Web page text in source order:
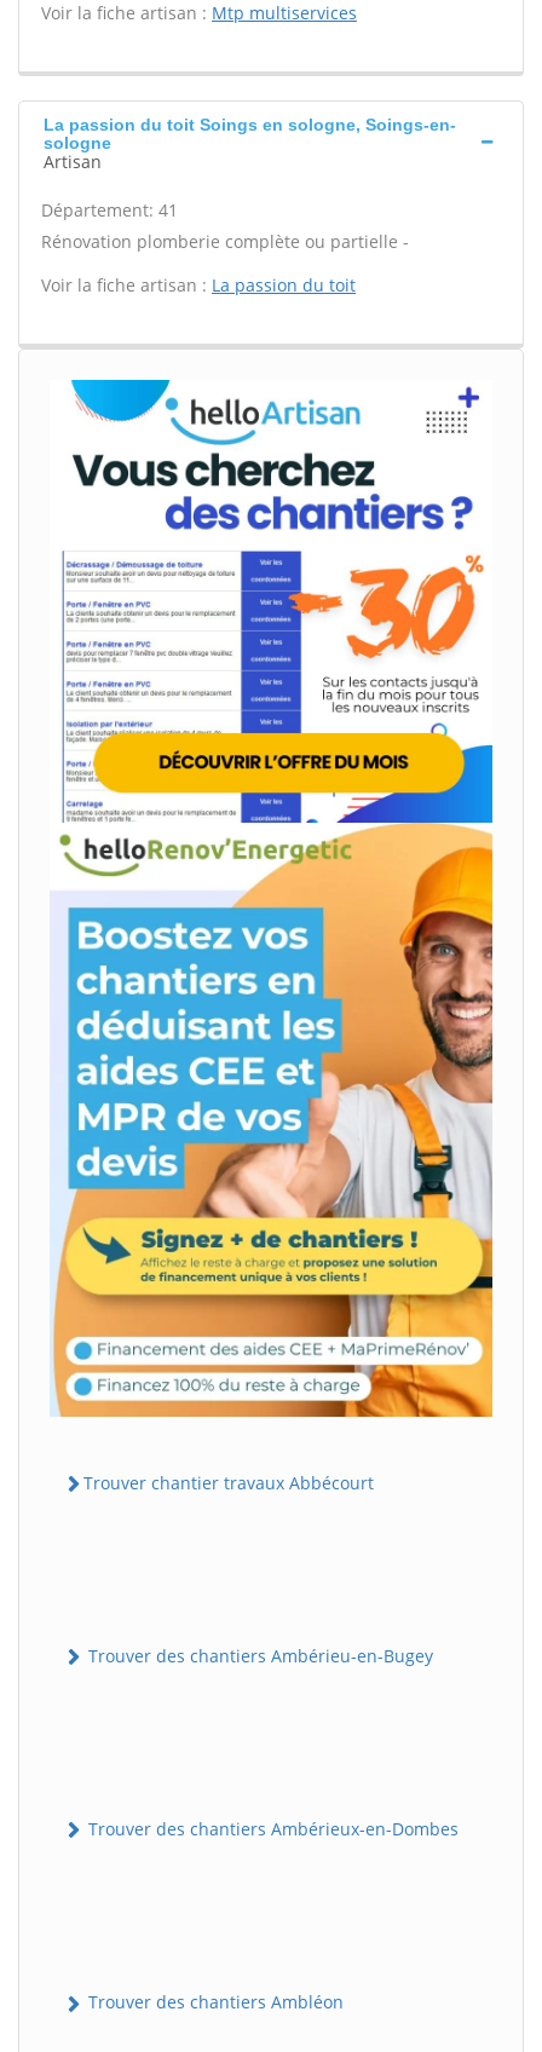
Voir la fiche artisan : Mtp multiservices
La passion du toit Soings en sologne, Soings-en-
sologne
Artisan
Département: 41
Rénovation plomberie complète ou partielle -
Voir la fiche artisan : La passion du toit
Trouver chantier travaux Abbécourt
Trouver des chantiers Ambérieu-en-Bugey
Trouver des chantiers Ambérieux-en-Dombes
Trouver des chantiers Ambléon